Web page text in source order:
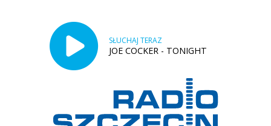
SŁUCHAJ TERAZ
JOE COCKER - TONIGHT